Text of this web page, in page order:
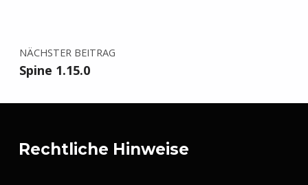
NÄCHSTER BEITRAG
Spine 1.15.0
Rechtliche Hinweise